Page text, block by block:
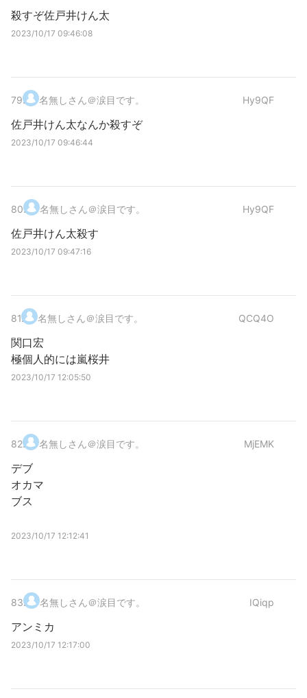
殺すぞ佐戸井けん太
2023/10/17 09:46:08
79. 名無しさん＠涙目です。 Hy9QF
佐戸井けん太なんか殺すぞ
2023/10/17 09:46:44
80. 名無しさん＠涙目です。 Hy9QF
佐戸井けん太殺す
2023/10/17 09:47:16
81. 名無しさん＠涙目です。 QCQ4O
関口宏
極個人的には嵐桜井
2023/10/17 12:05:50
82. 名無しさん＠涙目です。 MjEMK
デブ
オカマ
ブス
2023/10/17 12:12:41
83. 名無しさん＠涙目です。 IQiqp
アンミカ
2023/10/17 12:17:00